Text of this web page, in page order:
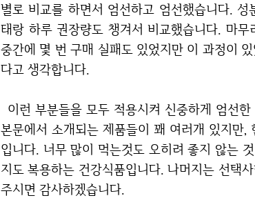
별로 비교를 하면서 엄선하고 엄선했습니다.
태랑 하루 권장량도 챙겨서 비교했습니다. 마
중간에 몇 번 구매 실패도 있었지만 이 과정이
다고 생각합니다.
이런 부분들을 모두 적용시켜 신중하게 엄선한 아이허브 상품들을 지금부터 소개해 드리고자 합니다.
본문에서 소개되는 제품들이 꽤 여러개 있지만
입니다. 너무 많이 먹는것도 오히려 좋지 않는
지도 복용하는 건강식품입니다. 나머지는 선택
주시면 감사하겠습니다.